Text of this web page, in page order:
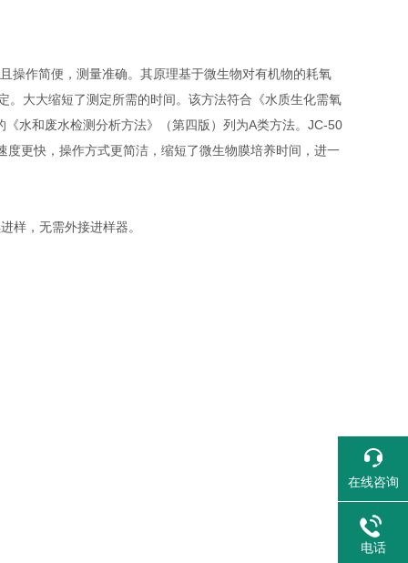
操作简便，测量准确。其原理基于微生物对有机物的耗氧
大大缩短了测定所需的时间。该方法符合《水质生化需氧
水和废水检测分析方法》（第四版）列为A类方法。JC-50
更快，操作方式更简洁，缩短了微生物膜培养时间，进一
样，无需外接进样器。
在线咨询
电话